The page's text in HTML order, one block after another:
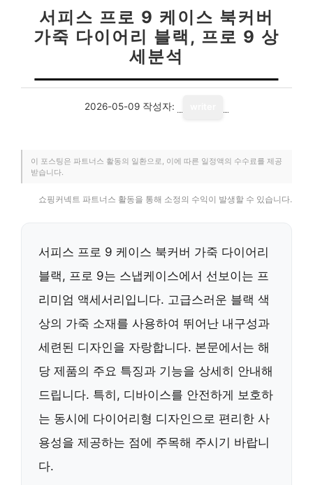
서피스 프로 9 케이스 북커버
가죽 다이어리 블랙, 프로 9 상
세분석
2026-05-09 작성자:
이 포스팅은 파트너스 활동의 일환으로, 이에 따른 일정액의 수수료를 제공
받습니다.
쇼핑커넥트 파트너스 활동을 통해 소정의 수익이 발생할 수 있습니다.
서피스 프로 9 케이스 북커버 가죽 다이어리
블랙, 프로 9는 스냅케이스에서 선보이는 프
리미엄 액세서리입니다. 고급스러운 블랙 색
상의 가죽 소재를 사용하여 뛰어난 내구성과
세련된 디자인을 자랑합니다. 본문에서는 해
당 제품의 주요 특징과 기능을 상세히 안내해
드립니다. 특히, 디바이스를 안전하게 보호하
는 동시에 다이어리형 디자인으로 편리한 사
용성을 제공하는 점에 주목해 주시기 바랍니
다.